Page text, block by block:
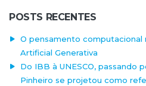
POSTS RECENTES
O pensamento computacional
Artificial Generativa
Do IBB à UNESCO, passando
Pinheiro se projetou como